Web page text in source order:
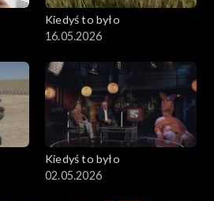
Kiedyś to było
16.05.2026
Kiedyś to było
02.05.2026